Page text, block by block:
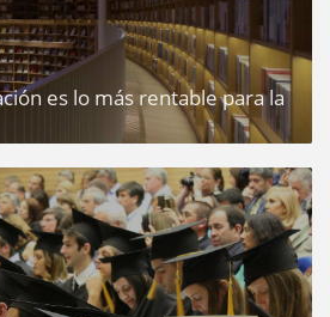
es lo más rentable para la